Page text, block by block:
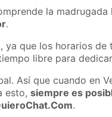
la
.
ya que los horarios
libre para
Así que cuando en
esto,siempre es
.